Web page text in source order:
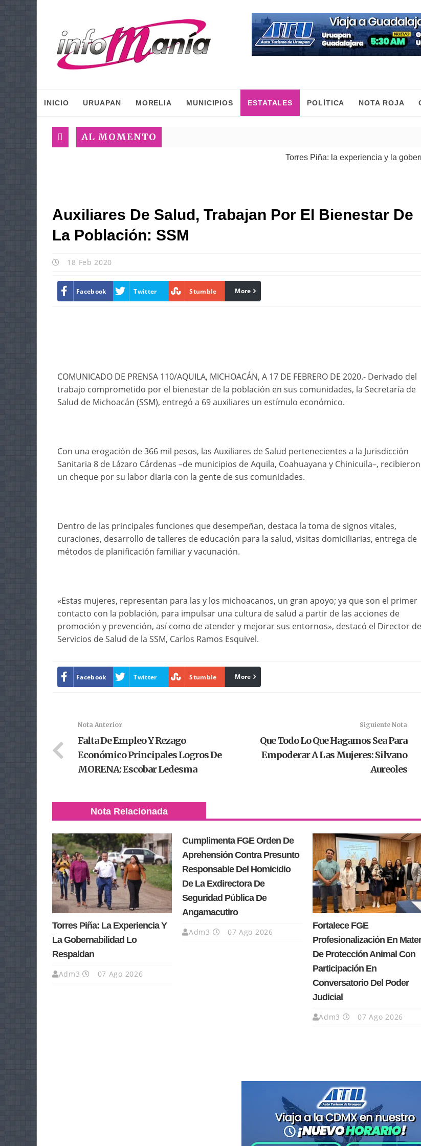
INICIO URUAPAN MORELIA MUNICIPIOS ESTATALES POLÍTICA NOTA ROJA
AL MOMENTO
Torres Piña: la experiencia y la
Auxiliares De Salud, Trabajan Por El Bienestar De
La Población: SSM
18 Feb 2020
Facebook Twitter Stumble linkedin
More
COMUNICADO DE PRENSA 110/AQUILA, MICHOACÁN, A 17 DE FEBRERO DE 2020.- Derivado del
trabajo comprometido por el bienestar de la población en sus comunidades, la Secretaría de
Salud de Michoacán (SSM), entregó a 69 auxiliares un estímulo económico.
Con una erogación de 366 mil pesos, las Auxiliares de Salud pertenecientes a la Jurisdicción
Sanitaria 8 de Lázaro Cárdenas –de municipios de Aquila, Coahuayana y Chinicuila–, recibieron
un cheque por su labor diaria con la gente de sus comunidades.
Dentro de las principales funciones que desempeñan, destaca la toma de signos vitales,
curaciones, desarrollo de talleres de educación para la salud, visitas domiciliarias, entrega de
métodos de planificación familiar y vacunación.
«Estas mujeres, representan para las y los michoacanos, un gran apoyo; ya que son el primer
contacto con la población, para impulsar una cultura de salud a partir de las acciones de
promoción y prevención, así como de atender y mejorar sus entornos», destacó el Director de
Servicios de Salud de la SSM, Carlos Ramos Esquivel.
Facebook Twitter Stumble linkedin
More
Nota Anterior
Falta De Empleo Y Rezago
Económico Principales Logros De
MORENA: Escobar Ledesma
Siguiente Nota
Que Todo Lo Que Hagamos Sea Para
Empoderar A Las Mujeres: Silvano
Aureoles
Nota Relacionada
Torres Piña: La Experiencia Y
La Gobernabilidad Lo
Respaldan
Adm3 07 Ago 2026
Cumplimenta FGE Orden De
Aprehensión Contra Presunto
Responsable Del Homicidio
De La Exdirectora De
Seguridad Pública De
Angamacutiro
Adm3 07 Ago 2026
Fortalece FGE
Profesionalización En
De Protección Animal Con
Participación En
Conversatorio Del Poder
Judicial
Adm3 07 Ago 2026